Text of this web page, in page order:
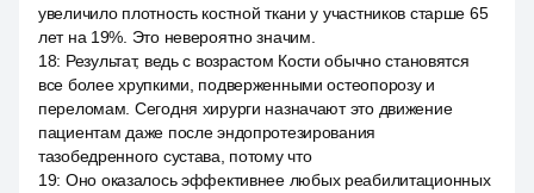
увеличило плотность костной ткани у участников старше 65
лет на 19%. Это невероятно значим.
18: Результат, ведь с возрастом Кости обычно становятся
все более хрупкими, подверженными остеопорозу и
переломам. Сегодня хирурги назначают это движение
пациентам даже после эндопротезирования
тазобедренного сустава, потому что
19: Оно оказалось эффективнее любых реабилитационных